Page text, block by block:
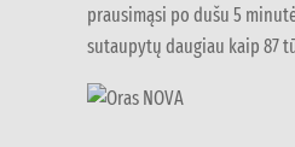
prausimąsi po dušu 5
sutaupytų daugiau kaip 87